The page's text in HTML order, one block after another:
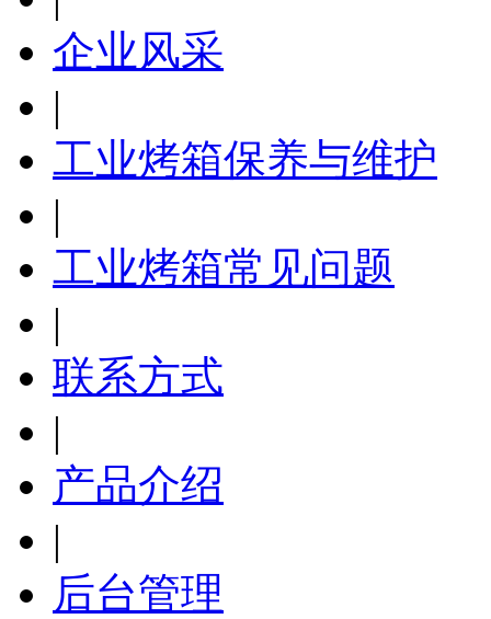
企业风采
|
工业烤箱保养与维护
|
工业烤箱常见问题
|
联系方式
|
产品介绍
|
后台管理